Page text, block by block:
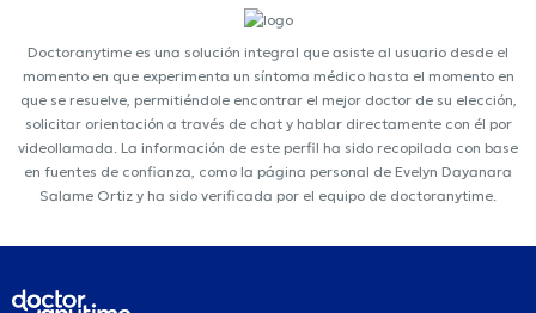
Doctoranytime es una solución integral que asiste al usuario desde el
momento en que experimenta un síntoma médico hasta el momento en
que se resuelve, permitiéndole encontrar el mejor doctor de su elección,
solicitar orientación a través de chat y hablar directamente con él por
videollamada. La información de este perfil ha sido recopilada con base
en fuentes de confianza, como la página personal de Evelyn Dayanara
Salame Ortiz y ha sido verificada por el equipo de doctoranytime.